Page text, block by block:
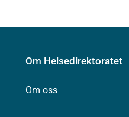
Om Helsedirektoratet
Om oss